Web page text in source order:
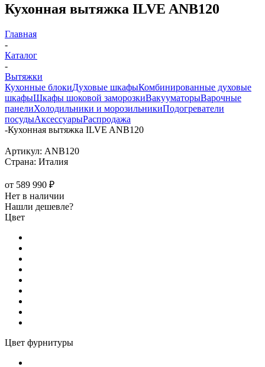
Кухонная вытяжка ILVE ANB120
Главная
-
Каталог
-
Вытяжки
Кухонные блокиДуховые шкафыКомбинированные духовые
шкафыШкафы шоковой заморозкиВакууматорыВарочные
панелиХолодильники и морозильникиПодогреватели
посудыАксессуарыРаспродажа
-Кухонная вытяжка ILVE ANB120
Артикул: ANB120
Страна: Италия
от 589 990 ₽
Нет в наличии
Нашли дешевле?
Цвет
Цвет фурнитуры